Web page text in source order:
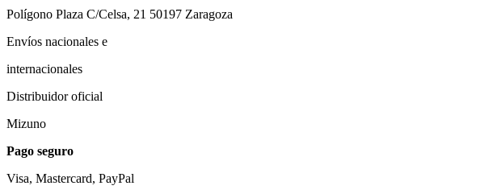
Polígono Plaza C/Celsa, 21 50197 Zaragoza
Envíos nacionales e
internacionales
Distribuidor oficial
Mizuno
Pago seguro
Visa, Mastercard, PayPal